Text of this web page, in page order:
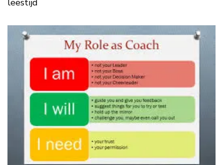
leestijd